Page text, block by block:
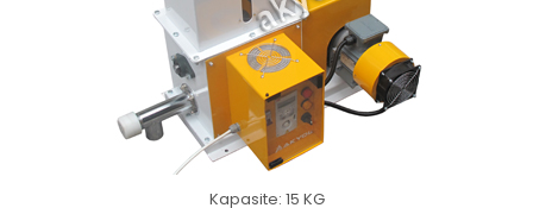
Kapasite: 15 KG